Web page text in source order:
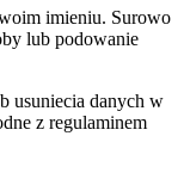
imieniu. Surowo
lub podowanie
usuniecia danych w
z regulaminem